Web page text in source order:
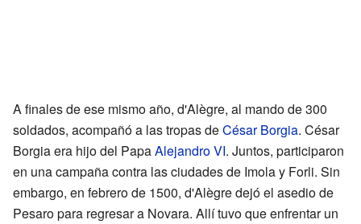
A finales de ese mismo año, d'Alègre, al mando de 300
soldados, acompañó a las tropas deCésar Borgia. César
Borgia era hijo del PapaAlejandro VI. Juntos, participaron
en una campaña contra las ciudades de Imola y Forli. Sin
embargo, en febrero de 1500, d'Alègre dejó el asedio de
Pesaro para regresar a Novara. Allí tuvo que enfrentar un